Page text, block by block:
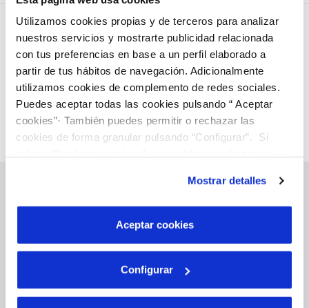
Utilizamos cookies propias y de terceros para analizar
nuestros servicios y mostrarte publicidad relacionada
con tus preferencias en base a un perfil elaborado a
partir de tus hábitos de navegación. Adicionalmente
utilizamos cookies de complemento de redes sociales.
Puedes aceptar todas las cookies pulsando “ Aceptar
cookies”· También puedes permitir o rechazar las
cookies de forma granular pulsando “Configurar”. Si
son indispensables para que el sitio web funcione y que
por tanto no se pueden desactivar. Puedes consultar
más información en nuestraPolítica de Cookies
Mostrar detalles
Aceptar cookies
Configurar
Gestions en Línia
FACTURES, PAGAMENTS I CONSUMS
CONTRACTES